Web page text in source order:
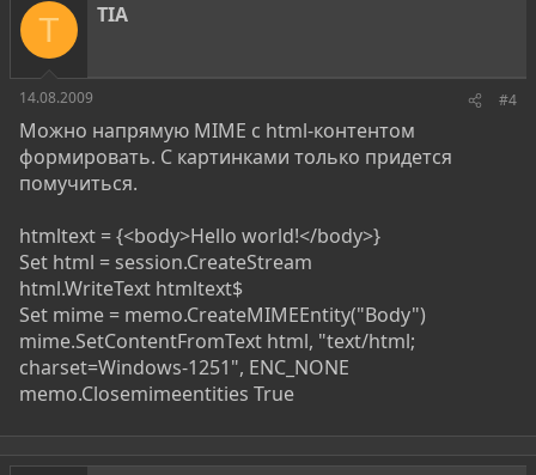
T TIA
14.08.2009 #4
Можно напрямую MIME с html-контентом
формировать. С картинками только придется
помучиться.
htmltext = {<body>Hello world!</body>}
Set html = session.CreateStream
html.WriteText htmltext$
Set mime = memo.CreateMIMEEntity("Body")
mime.SetContentFromText html, "text/html;
charset=Windows-1251", ENC_NONE
memo.Closemimeentities True